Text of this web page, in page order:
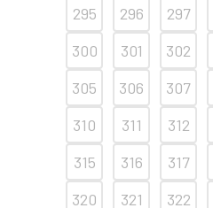
295
296 297
300
301 302
305
306 307
310
311 312
315
316 317
320
321 322